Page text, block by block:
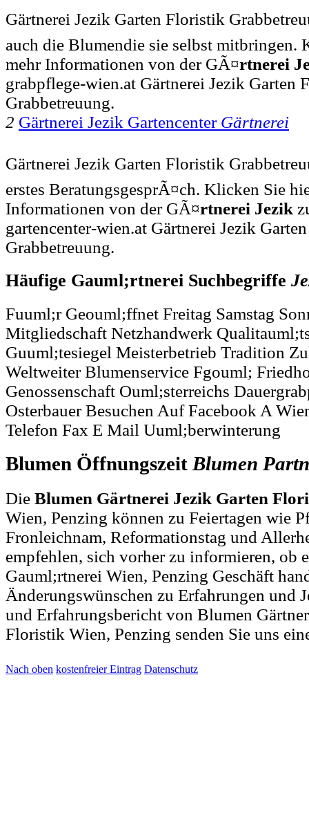
Gärtnerei Jezik Garten Floristik
auch die Blumendie sie selbst mitbringen.
mehr Informationen von der GÃ¤rtnerei
grabpflege-wien.at Gärtnerei Jezik Garten
Grabbetreuung.
2 Gärtnerei Jezik Gartencenter Gärtnerei
Gärtnerei Jezik Garten Floristik
erstes BeratungsgesprÃ¤ch. Klicken Sie
Informationen von der GÃ¤rtnerei Jezik
gartencenter-wien.at Gärtnerei Jezik
Grabbetreuung.
Häufige Gauml;rtnerei Suchbegriffe
Fuuml;r Geouml;ffnet Freitag Samstag
Mitgliedschaft Netzhandwerk
Guuml;tesiegel Meisterbetrieb Tradition
Weltweiter Blumenservice Fgouml;
Genossenschaft Ouml;sterreichs
Osterbauer Besuchen Auf Facebook A
Telefon Fax E Mail Uuml;berwinterung
Blumen ÖffnungszeitBlumen
Die Blumen Gärtnerei Jezik Garten
Wien, Penzing können zu Feiertagen wie
Fronleichnam, Reformationstag und
empfehlen, sich vorher zu informieren, ob
Gauml;rtnerei Wien, Penzing Geschäft
Änderungswünschen zu Erfahrungen und
und Erfahrungsbericht von Blumen
Floristik Wien, Penzing senden Sie uns
Nach oben kostenfreier Eintrag Datenschutz